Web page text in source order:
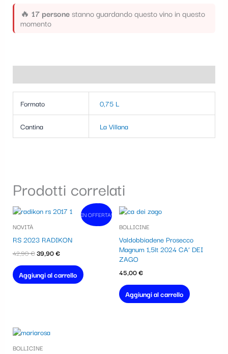
🔥 17 personestanno guardando questo vino in questo
momento
Formato 0,75 L
Cantina La Villana
Prodotti correlati
In vendita!
IN OFFERTA!
NOVITÀ
RS 2023 RADIKON
42,90€
Il
era:
39,90€
Il
è:
Aggiungi al carrello
BOLLICINE
Valdobbiadene Prosecco
Magnum 1,5lt 2024 CA’ DEI
ZAGO
45,00€
Aggiungi al carrello
BOLLICINE
o